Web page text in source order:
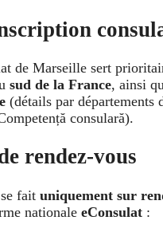
de Marseille sert
sud de la France, ainsi
(détails par départements
consulară).
rendez-vous
fait uniquement sur
nationale eConsulat :